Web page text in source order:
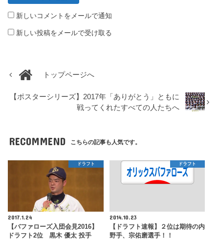
新しいコメントをメールで通知
新しい投稿をメールで受け取る
トップページへ
【ポスターシリーズ】2017年「ありがとう」ともに
戦ってくれたすべての人たちへ
RECOMMEND こちらの記事も人気です。
ドラフト
2017.1.24
【バファローズ入団会見2016】
ドラフト2位 黒木 優太 投手
ドラフト
2014.10.23
【ドラフト速報】２位は期待の内
野手、宗佑磨選手！！